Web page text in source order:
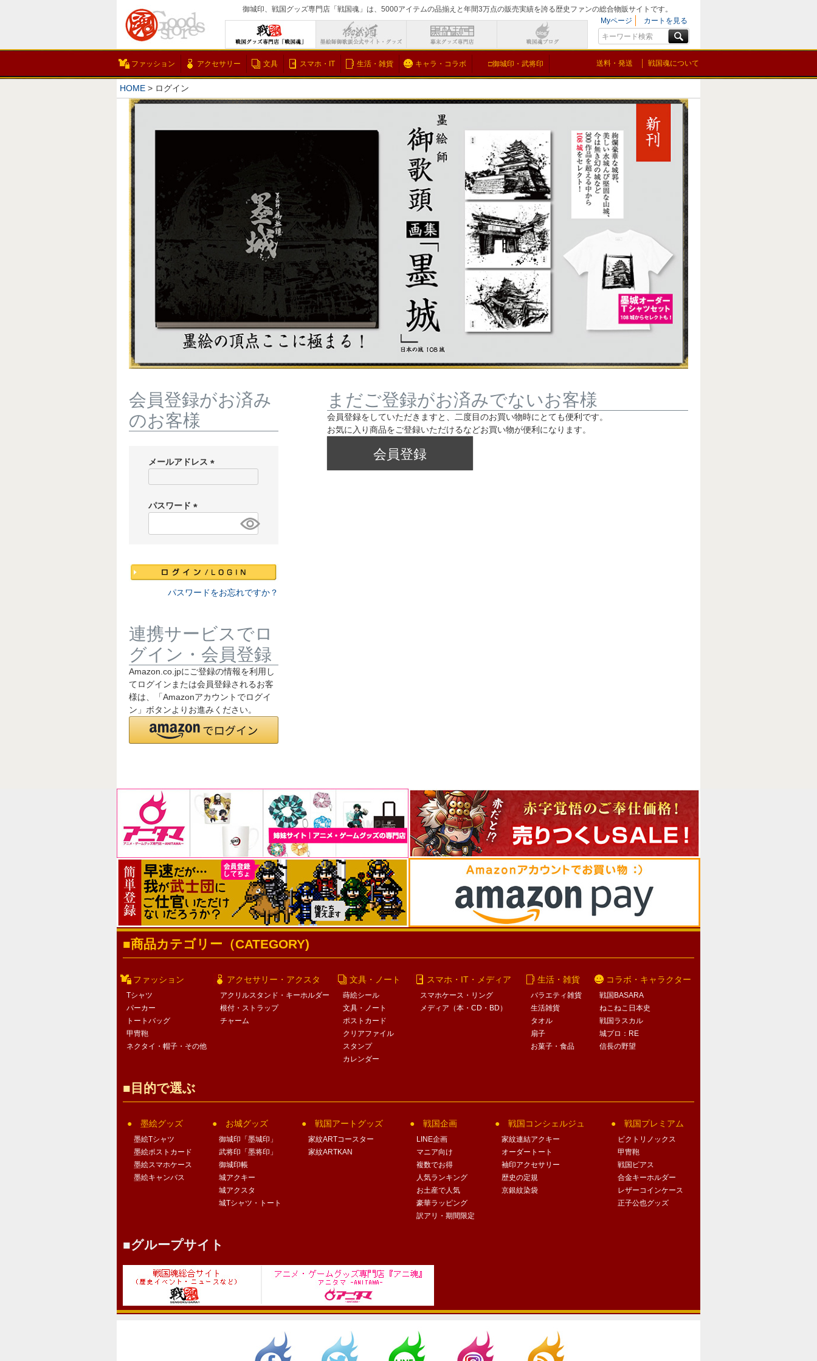
御城印、戦国グッズ専門店「戦国魂」は、5000アイテムの品揃えと年間3万点の販売実績を誇る歴史ファンの総合物販サイトです。
Myページ
カートを見る
検索
ファッション アクセサリー 文具 スマホ・IT 生活・雑貨 キャラ・コラボ □御城印・武将印 送料・発送 戦国魂について
HOME ログイン
会員登録がお済み
のお客様
メールアドレス
)
パスワード
必
パスワードをお忘れですか？
連携サービスでロ
グイン・会員登録
Amazon.co.jpにご登録の情報を利用し
てログインまたは会員登録されるお客
様は、「Amazonアカウントでログイ
ン」ボタンよりお進みください。
まだご登録がお済みでないお客様
会員登録をしていただきますと、二度目のお買い物時にとても便利です。
お気に入り商品をご登録いただけるなどお買い物が便利になります。
会員登録
商品カテゴリー（CATEGORY)
ファッション
Tシャツ
パーカー
トートバッグ
甲冑鞄
ネクタイ・帽子・その他
アクセサリー・アクスタ
アクリルスタンド・キーホルダー
根付・ストラップ
チャーム
文具・ノート
蒔絵シール
文具・ノート
ポストカード
クリアファイル
スタンプ
カレンダー
スマホ・IT・メディア
スマホケース・リング
メディア（本・CD・BD）
生活・雑貨
バラエティ雑貨
生活雑貨
タオル
扇子
お菓子・食品
コラボ・キャラクター
戦国BASARA
ねこねこ日本史
戦国ラスカル
城プロ：RE
信長の野望
目的で選ぶ
墨絵グッズ
墨絵Tシャツ
墨絵ポストカード
墨絵スマホケース
墨絵キャンバス
お城グッズ
御城印「墨城印」
武将印「墨将印」
御城印帳
城アクキー
城アクスタ
城Tシャツ・トート
戦国アートグッズ
家紋ARTコースター
家紋ARTKAN
戦国企画
LINE企画
マニア向け
複数でお得
人気ランキング
お土産で人気
豪華ラッピング
訳アリ・期間限定
戦国コンシェルジュ
家紋連結アクキー
オーダートート
袖印アクセサリー
歴史の定規
京銀紋染袋
戦国プレミアム
ビクトリノックス
甲冑鞄
戦国ピアス
合金キーホルダー
レザーコインケース
正子公也グッズ
グループサイト